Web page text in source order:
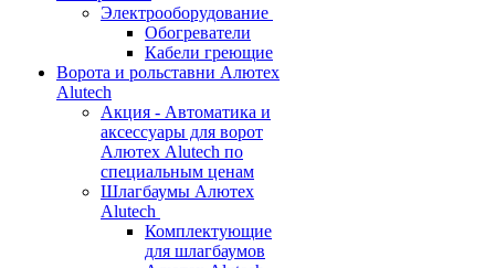
Электрооборудование
Обогреватели
Кабели греющие
Ворота и рольставни Алютех
Alutech
Акция - Автоматика и
аксессуары для ворот
Алютех Alutech по
специальным ценам
Шлагбаумы Алютех
Alutech
Комплектующие
для шлагбаумов